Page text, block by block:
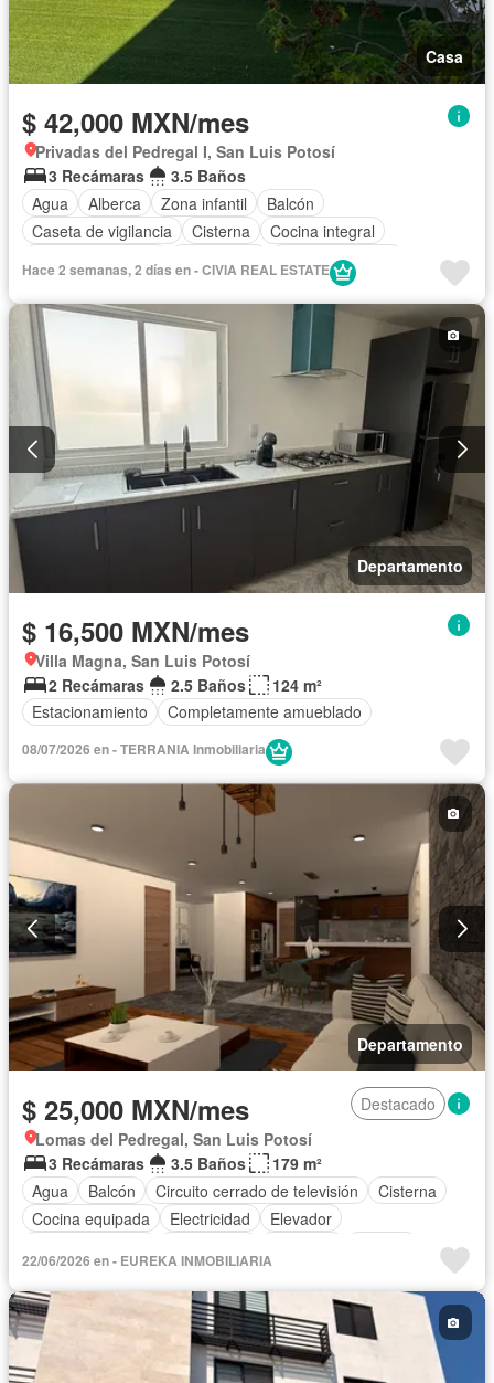
Casa
$ 42,000 MXN/mes
Privadas del Pedregal I, San Luis Potosí
3 Recámaras
3.5 Baños
Agua
Alberca Zona infantil
Balcón
Caseta de vigilancia
Cisterna
Cocina integral
Estacionamiento
Terraza
Vista panorámica
Wifi Zonas verdes
Permite mascotas
Permite niños
Hace 2 semanas, 2 días en - CIVIA REAL ESTATE
Departamento
$ 16,500 MXN/mes
Villa Magna, San Luis Potosí
2 Recámaras
2.5 Baños
124 m²
Estacionamiento
Completamente amueblado
08/07/2026 en - TERRANIA Inmobiliaria
Departamento
$ 25,000 MXN/mes
Destacado
Lomas del Pedregal, San Luis Potosí
3 Recámaras
3.5 Baños
179 m²
Agua
Balcón Circuito cerrado de televisión
Cisterna
Cocina equipada
Electricidad
Elevador
Azotea
Televisión por cable Terraza
Vista panorámica
Wifi
Permite niños Completamente amueblado
22/06/2026 en - EUREKA INMOBILIARIA